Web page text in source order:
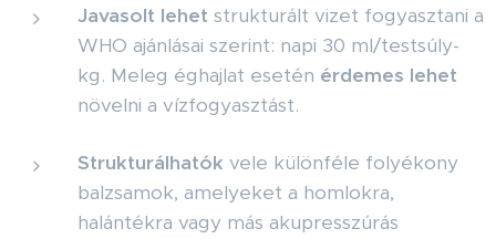
Javasolt lehet strukturált vizet fogyasztani a
WHO ajánlásai szerint: napi 30 ml/testsúly-
kg. Meleg éghajlat esetén érdemes lehet
növelni a vízfogyasztást.
Strukturálhatók vele különféle folyékony
balzsamok, amelyeket a homlokra,
halántékra vagy más akupresszúrás